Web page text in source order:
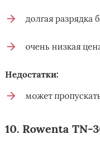
долгая разрядка
очень низкая
Недостатки:
может
10. Rowenta TN-